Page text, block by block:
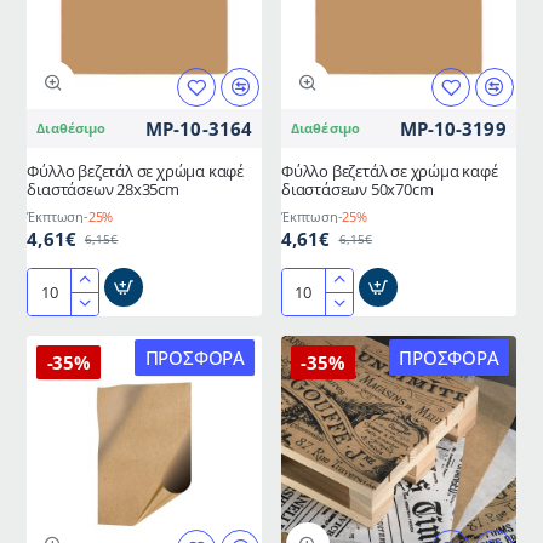
Διαθέσιμο MP-10-3164
Φύλλο βεζετάλ σε χρώμα καφέ
διαστάσεων 28x35cm
Έκπτωση-25%
4,61€ 6,15€
Φύλλο
σε
χρώμα
διαστάσεων
Διαθέσιμο MP-10-3199
Φύλλο βεζετάλ σε χρώμα καφέ
διαστάσεων 50x70cm
Έκπτωση-25%
4,61€ 6,15€
Φύλλο
σε
χρώμα
καφέ
διαστάσεων
50x70cm
ΠΡΟΣΦΟΡΆ
-35% ΠΡΟΣΦΟΡΆ
-35%